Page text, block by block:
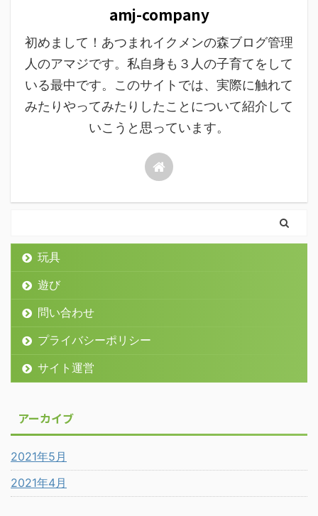
amj-company
初めまして！あつまれイクメンの森ブログ管理
人のアマジです。私自身も３人の子育てをして
いる最中です。このサイトでは、実際に触れて
みたりやってみたりしたことについて紹介して
いこうと思っています。
玩具
遊び
問い合わせ
プライバシーポリシー
サイト運営
アーカイブ
2021年5月
2021年4月